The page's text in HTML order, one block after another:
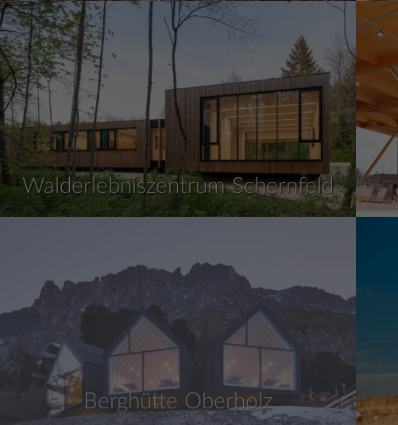
Walderlebniszentrum Schernfeld
Berghütte Oberholz